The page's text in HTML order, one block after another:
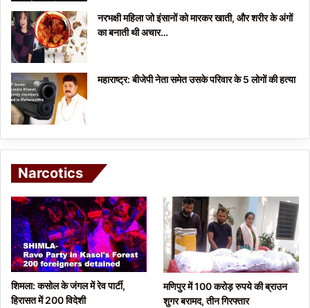
नरभक्षी महिला जो इंसानों को मारकर खाती, और शरीर के अंगों
का बनाती थी अचार…
महाराष्ट्र: बीजेपी नेता समेत उसके परिवार के 5 लोगों की हत्या
Narcotics
शिमला: कसोल के जंगल में रेव पार्टी,
हिरासत में 200 विदेशी
मणिपुर में 100 करोड़ रुपये की ब्राउन
शुगर बरामद, तीन गिरफ्तार